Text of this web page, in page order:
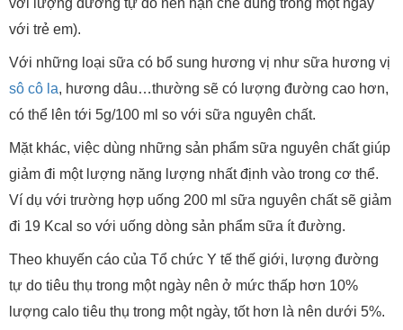
với lượng đường tự do nên hạn chế dùng trong một ngày
với trẻ em).
Với những loại sữa có bổ sung hương vị như sữa hương vị
sô cô la, hương dâu…thường sẽ có lượng đường cao hơn,
có thể lên tới 5g/100 ml so với sữa nguyên chất.
Mặt khác, việc dùng những sản phẩm sữa nguyên chất giúp
giảm đi một lượng năng lượng nhất định vào trong cơ thể.
Ví dụ với trường hợp uống 200 ml sữa nguyên chất sẽ giảm
đi 19 Kcal so với uống dòng sản phẩm sữa ít đường.
Theo khuyến cáo của Tổ chức Y tế thế giới, lượng đường
tự do tiêu thụ trong một ngày nên ở mức thấp hơn 10%
lượng calo tiêu thụ trong một ngày, tốt hơn là nên dưới 5%.